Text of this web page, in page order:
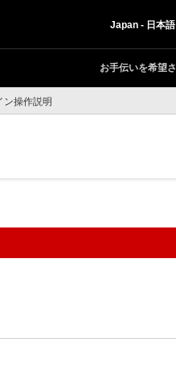
Japan - 日本語
お手伝いを希望
ン操作説明